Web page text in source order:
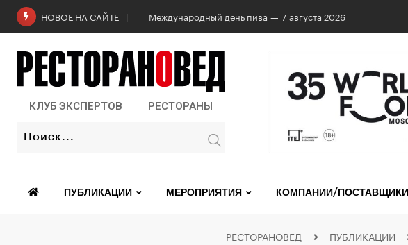
НОВОЕ НА САЙТЕ Международный день пива — 7 августа 2026
КЛУБ ЭКСПЕРТОВ РЕСТОРАНЫ
ПУБЛИКАЦИИ МЕРОПРИЯТИЯ КОМПАНИИ/ПОСТАВЩИКИ
РЕСТОРАНОВЕД ПУБЛИКАЦИИ